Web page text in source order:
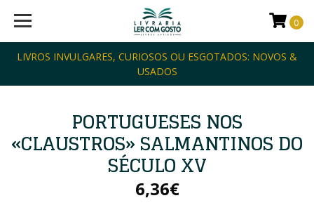
LIVROS INVULGARES, CURIOSOS OU ESGOTADOS: NOVOS &
USADOS
0
PORTUGUESES NOS
«CLAUSTROS» SALMANTINOS DO
SÉCULO XV
6,36€